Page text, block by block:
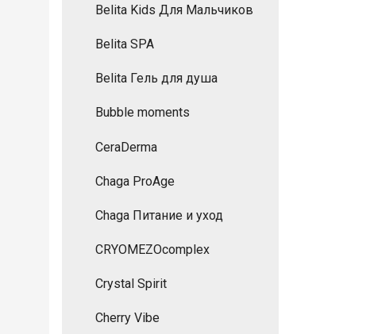
Belita Kids Для Мальчиков
Belita SPA
Belita Гель для душа
Bubble moments
CeraDermа
Chaga ProAge
Chaga Питание и уход
CRYOMEZOcomplex
Crystal Spirit
Cherry Vibe